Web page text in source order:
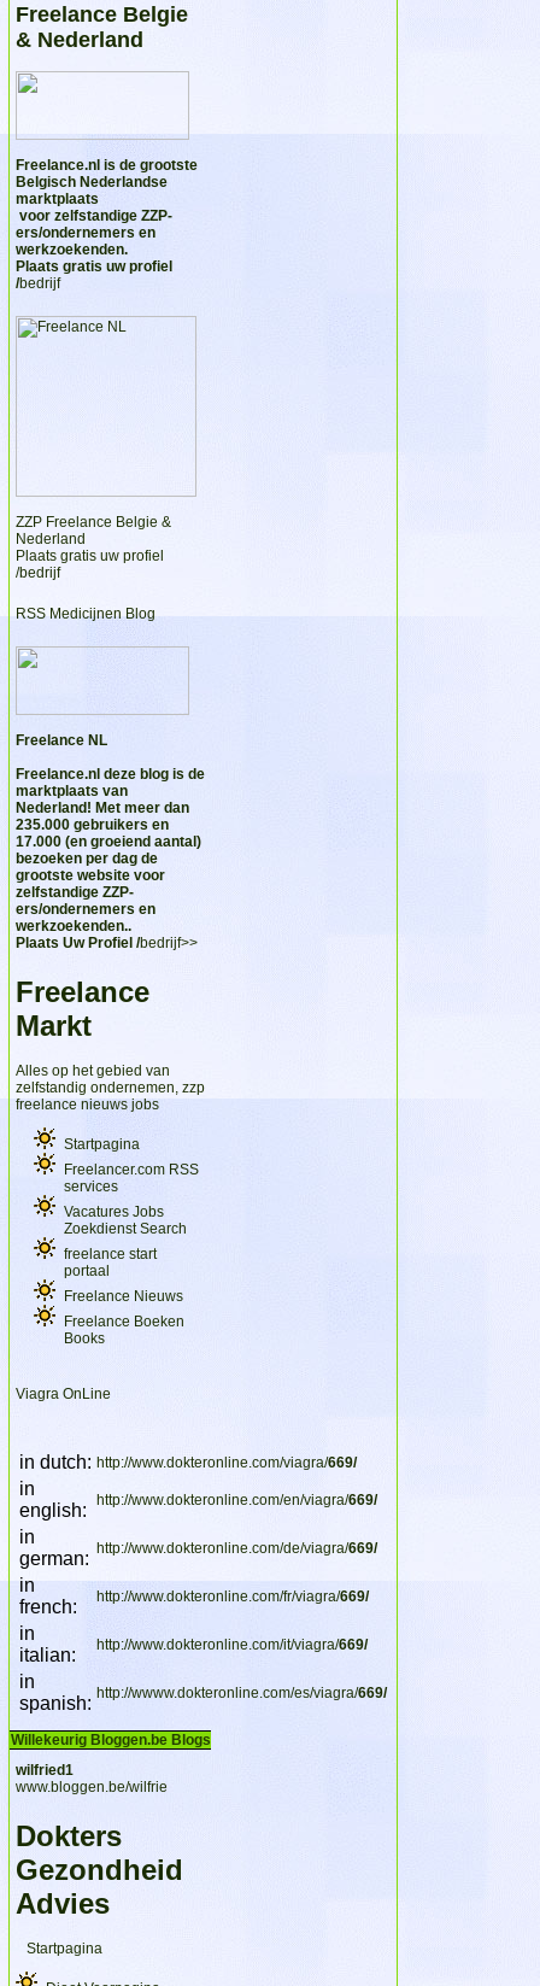
Freelance Belgie
& Nederland
Freelance.nl is de grootste
Belgisch Nederlandse
marktplaats
voor zelfstandige ZZP-
ers/ondernemers en
werkzoekenden.
Plaats gratis uw profiel
/bedrijf
ZZP Freelance Belgie &
Nederland
Plaats gratis uw profiel
/bedrijf
RSS Medicijnen Blog
Freelance NL
Freelance.nl deze blog is de
marktplaats van
Nederland! Met meer dan
235.000 gebruikers en
17.000 (en groeiend aantal)
bezoeken per dag de
grootste website voor
zelfstandige ZZP-
ers/ondernemers en
werkzoekenden..
Plaats Uw Profiel /bedrijf>>
Freelance
Markt
Alles op het gebied van
zelfstandig ondernemen, zzp
freelance nieuws jobs
Startpagina
Freelancer.com RSS
services
Vacatures Jobs
Zoekdienst Search
freelance start
portaal
Freelance Nieuws
Freelance Boeken
Books
Viagra OnLine
in dutch: http://www.dokteronline.com/viagra/669/
in
english:
http://www.dokteronline.com/en/viagra/669/
in
german: http://www.dokteronline.com/de/viagra/669/
in
french:
http://www.dokteronline.com/fr/viagra/669/
in
italian:
http://www.dokteronline.com/it/viagra/669/
in
spanish: http://wwww.dokteronline.com/es/viagra/669/
Willekeurig Bloggen.be Blogs
wilfried1
www.bloggen.be/wilfrie
Dokters
Gezondheid
Advies
Startpagina